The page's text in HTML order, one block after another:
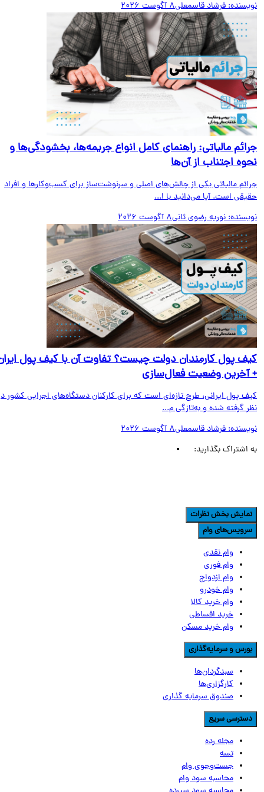
فرشاد قاسمعلی8 آگوست 2026
مالیاتی: راهنمای کامل انواع جریمه‌ها، بخشودگی‌ها و
اجتناب از آن‌ها
مالیاتی یکی از چالش‌های اصلی و سرنوشت‌ساز برای کسب‌وکارها و افراد
است. آیا می‌دانید با ا...
نوریه رضوی ثانی8 آگوست 2026
پول کارمندان دولت چیست؟ تفاوت آن با کیف پول ایران
وضعیت فعال‌سازی
پول ایرانی، طرح تازه‌ای است که برای کارکنان دستگاه‌های اجرایی کشور در
گرفته شده و به‌تازگی م...
فرشاد قاسمعلی8 آگوست 2026
اشتراک بگذارید:
بخش نظرات
وام
وام نقدی
وام فوری
وام ازدواج
وام خودرو
وام خرید کالا
خرید اقساطی
وام خرید مسکن
و سرمایه‌گذاری
سبدگردان‌ها
کارگزاری‌ها
صندوق سرمایه گذاری
سریع
مجله رده
تسه
جست‌وجوی وام
محاسبه سود وام